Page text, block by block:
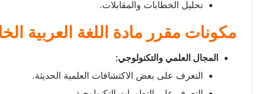
تحليل الخطابات والمقابلات.
مكونات مقرر مادة اللغة العربية
المجال العلمي والتكنولوجي:
التعرف على بعض الاكتشافات العلمية الحديثة.